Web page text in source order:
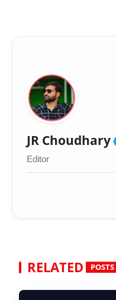
JR Choudhary
Editor
RELATED POSTS